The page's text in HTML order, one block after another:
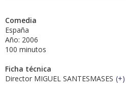
Comedia
España
Año: 2006
100 minutos
Ficha técnica
Director MIGUEL SANTESMASES (+)